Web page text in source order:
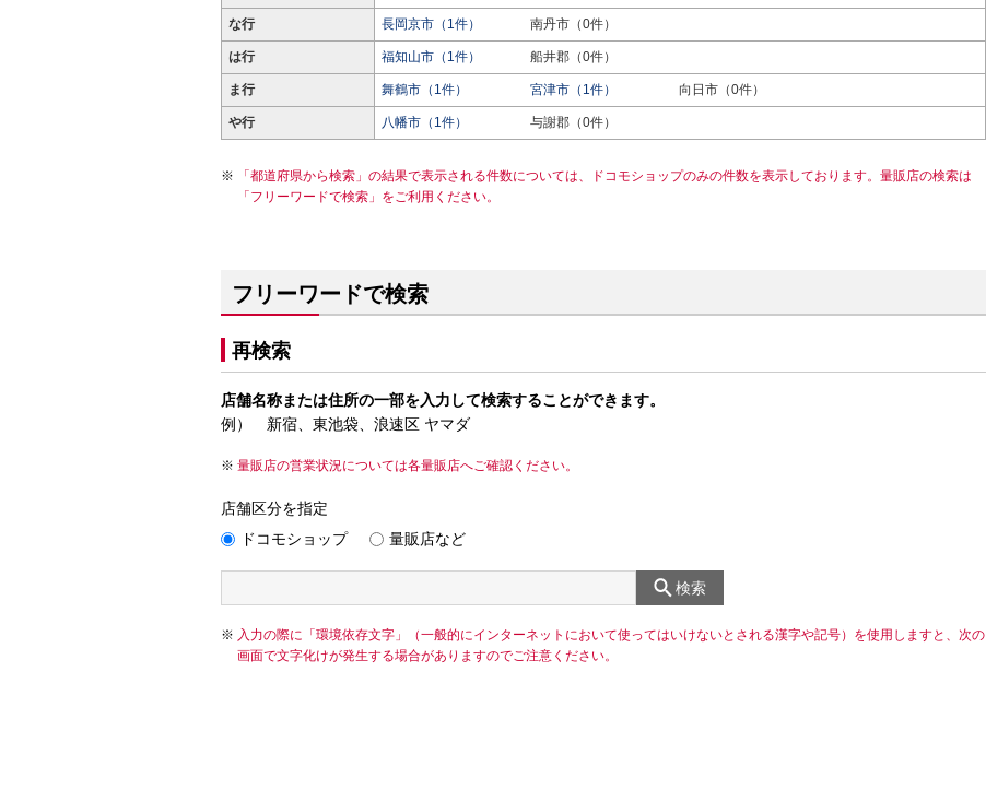
な行 長岡京市（1件） 南丹市（0件）
は行 福知山市（1件） 船井郡（0件）
ま行 舞鶴市（1件） 宮津市（1件） 向日市（0件）
や行 八幡市（1件） 与謝郡（0件）
「都道府県から検索」の結果で表示される件数については、ドコモショップのみの件数を表示しております。量販店の検索は
「フリーワードで検索」をご利用ください。
フリーワードで検索
再検索
店舗名称または住所の一部を入力して検索することができます。
例） 新宿、東池袋、浪速区 ヤマダ
量販店の営業状況については各量販店へご確認ください。
店舗区分を指定
ドコモショップ
量販店など
検索
入力の際に「環境依存文字」（一般的にインターネットにおいて使ってはいけないとされる漢字や記号）を使用しますと、次の
画面で文字化けが発生する場合がありますのでご注意ください。